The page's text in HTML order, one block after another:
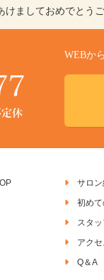
けましておめでとう
WEBか
サロ
初め
スタ
アクセ
Q＆A